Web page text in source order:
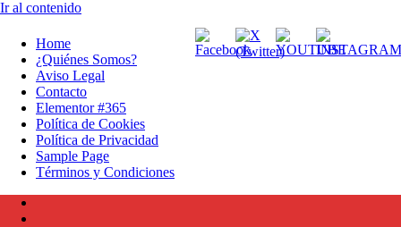
Ir al contenido
Home
¿Quiénes Somos?
Aviso Legal
Contacto
Elementor #365
Política de Cookies
Política de Privacidad
Sample Page
Términos y Condiciones